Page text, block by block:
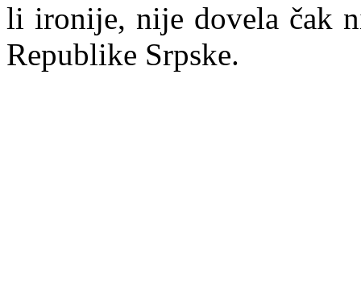
li ironije, nije dovela čak
Republike Srpske.